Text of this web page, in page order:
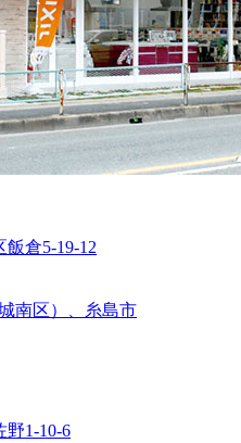
飯倉5-19-12
南区）、糸島市
野1-10-6